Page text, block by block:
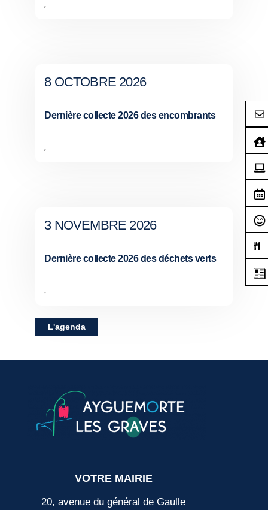
8 OCTOBRE 2026
Dernière collecte 2026 des encombrants
3 NOVEMBRE 2026
Dernière collecte 2026 des déchets verts
L'agenda
VOTRE MAIRIE
20, avenue du général de Gaulle